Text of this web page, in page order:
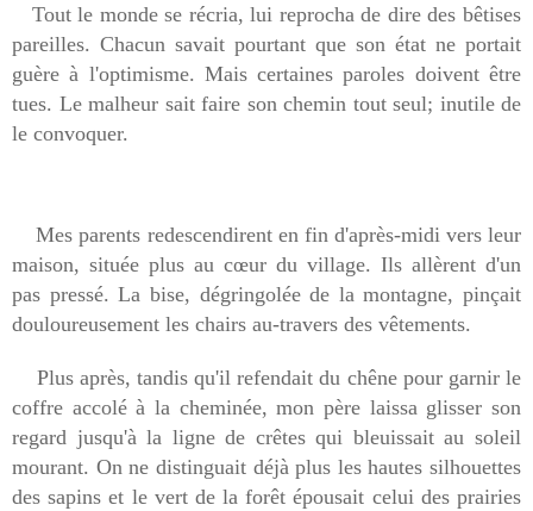
Tout le monde se récria, lui reprocha de dire des bêtises
pareilles. Chacun savait pourtant que son état ne portait
guère à l'optimisme. Mais certaines paroles doivent être
tues. Le malheur sait faire son chemin tout seul; inutile de
le convoquer.
Mes parents redescendirent en fin d'après-midi vers leur
maison, située plus au cœur du village. Ils allèrent d'un
pas pressé. La bise, dégringolée de la montagne, pinçait
douloureusement les chairs au-travers des vêtements.
Plus après, tandis qu'il refendait du chêne pour garnir le
coffre accolé à la cheminée, mon père laissa glisser son
regard jusqu'à la ligne de crêtes qui bleuissait au soleil
mourant. On ne distinguait déjà plus les hautes silhouettes
des sapins et le vert de la forêt épousait celui des prairies